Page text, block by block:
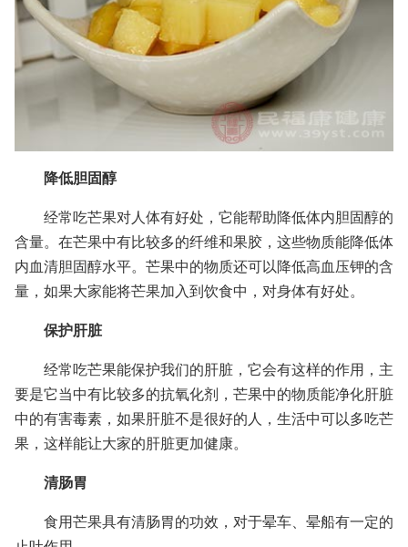
降低胆固醇
经常吃芒果对人体有好处，它能帮助降低体内胆固醇的
含量。在芒果中有比较多的纤维和果胶，这些物质能降低体
内血清胆固醇水平。芒果中的物质还可以降低高血压钾的含
量，如果大家能将芒果加入到饮食中，对身体有好处。
保护肝脏
经常吃芒果能保护我们的肝脏，它会有这样的作用，主
要是它当中有比较多的抗氧化剂，芒果中的物质能净化肝脏
中的有害毒素，如果肝脏不是很好的人，生活中可以多吃芒
果，这样能让大家的肝脏更加健康。
清肠胃
食用芒果具有清肠胃的功效，对于晕车、晕船有一定的